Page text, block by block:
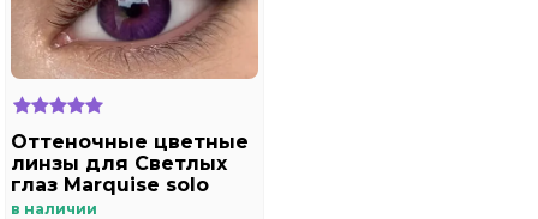
Оттеночные цветные
линзы для Светлых
глаз Marquise solo
violet (фиолетовый)
в наличии